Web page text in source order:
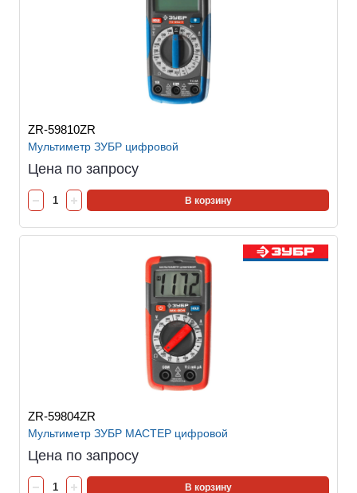
ZR-59810ZR
Мультиметр ЗУБР цифровой
Цена по запросу
В корзину
ZR-59804ZR
Мультиметр ЗУБР МАСТЕР цифровой
Цена по запросу
В корзину